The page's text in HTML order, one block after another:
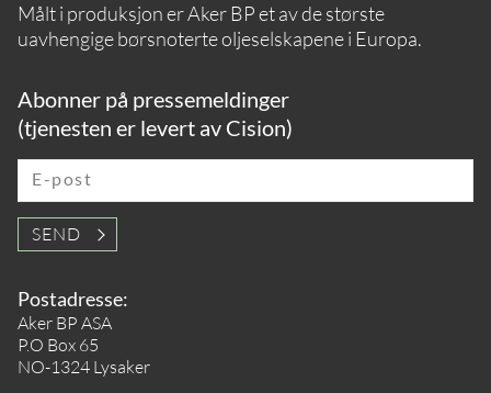
Målt i produksjon er Aker BP et av de største
uavhengige børsnoterte oljeselskapene i Europa.
Abonner på pressemeldinger
(tjenesten er levert av Cision)
E-post
SEND
Postadresse:
Aker BP ASA
P.O Box 65
NO-1324 Lysaker